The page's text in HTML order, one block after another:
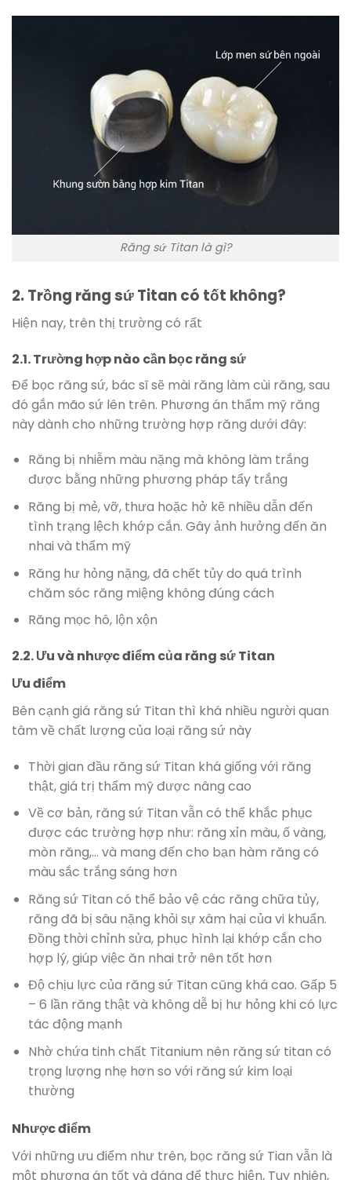
Răng sứ Titan là gì?
2. Trồng răng sứ Titan có tốt không?
Hiện nay, trên thị trường có rất
2.1. Trường hợp nào cần bọc răng sứ
Để bọc răng sứ, bác sĩ sẽ mài răng làm cùi răng, sau
đó gắn mão sứ lên trên. Phương án thẩm mỹ răng
này dành cho những trường hợp răng dưới đây:
Răng bị nhiễm màu nặng mà không làm trắng
được bằng những phương pháp tẩy trắng
Răng bị mẻ, vỡ, thưa hoặc hở kẽ nhiều dẫn đến
tình trạng lệch khớp cắn. Gây ảnh hưởng đến ăn
nhai và thẩm mỹ
Răng hư hỏng nặng, đã chết tủy do quá trình
chăm sóc răng miệng không đúng cách
Răng mọc hô, lộn xộn
2.2. Ưu và nhược điểm của răng sứ Titan
Ưu điểm
Bên cạnh giá răng sứ Titan thì khá nhiều người quan
tâm về chất lượng của loại răng sứ này
Thời gian đầu răng sứ Titan khá giống với răng
thật, giá trị thẩm mỹ được nâng cao
Về cơ bản, răng sứ Titan vẫn có thể khắc phục
được các trường hợp như: răng xỉn màu, ố vàng,
mòn răng,… và mang đến cho bạn hàm răng có
màu sắc trắng sáng hơn
Răng sứ Titan có thể bảo vệ các răng chữa tủy,
răng đã bị sâu nặng khỏi sự xâm hại của vi khuẩn.
Đồng thời chỉnh sửa, phục hình lại khớp cắn cho
hợp lý, giúp việc ăn nhai trở nên tốt hơn
Độ chịu lực của răng sứ Titan cũng khá cao. Gấp 5
– 6 lần răng thật và không dễ bị hư hỏng khi có lực
tác động mạnh
Nhờ chứa tinh chất Titanium nên răng sứ titan có
trọng lượng nhẹ hơn so với răng sứ kim loại
thường
Nhược điểm
Với những ưu điểm như trên, bọc răng sứ Tian vẫn là
một phương án tốt và đáng để thực hiện, Tuy nhiên,